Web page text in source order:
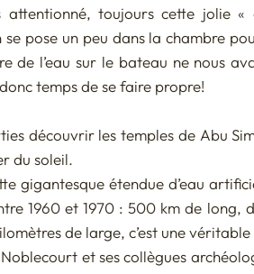
toujours cette jolie «
pose un peu dans la chambre
de l’eau sur le bateau ne nous
temps de se faire propre!
découvrir les temples de Abu
du soleil.
gigantesque étendue d’eau
1960 et 1970 : 500 km de
de large, c’est une
et ses collègues